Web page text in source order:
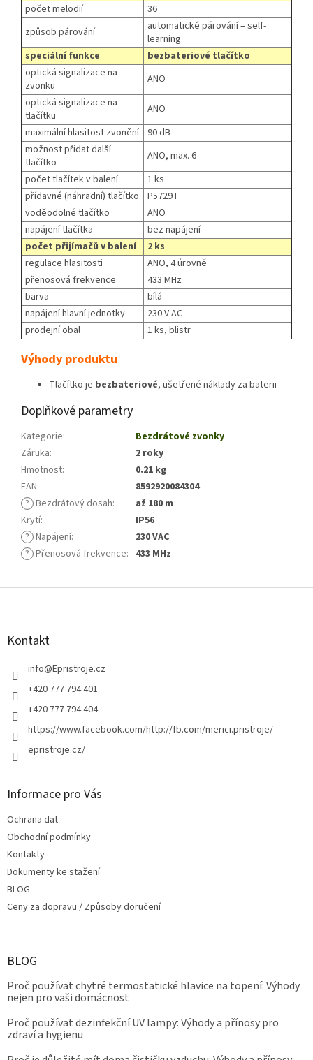
počet melodií
36
způsob párování
automatické párování – self-
learning
speciální funkce
bezbateriové tlačítko
optická signalizace na
zvonku
ANO
optická signalizace na
tlačítku
ANO
maximální hlasitost zvonění 90 dB
možnost přidat další
tlačítko
ANO, max. 6
počet tlačítek v balení
1 ks
přídavné (náhradní) tlačítko
P5729T
voděodolné tlačítko
ANO
napájení tlačítka
bez napájení
počet přijímačů v balení
2 ks
regulace hlasitosti
ANO, 4 úrovně
přenosová frekvence
433 MHz
barva
bílá
napájení hlavní jednotky
230 V AC
prodejní obal
1 ks, blistr
Výhody produktu
Tlačítko je bezbateriové, ušetřené náklady za baterii
Doplňkové parametry
Kategorie:
Bezdrátové zvonky
Záruka:
2 roky
Hmotnost:
0.21 kg
EAN:
8592920084304
? Bezdrátový dosah:
až 180 m
Krytí:
IP56
? Napájení:
230 VAC
? Přenosová frekvence: 433 MHz
Z
Kontakt
info@Epristroje.cz
+420 777 794 401
+420 777 794 404
https://www.facebook.com/http://fb.com/merici.pristroje/
epristroje.cz/
Informace pro Vás
Ochrana dat
Obchodní podmínky
Kontakty
Dokumenty ke stažení
BLOG
Ceny za dopravu / Způsoby doručení
BLOG
Proč používat chytré termostatické hlavice na topení: Výhody
nejen pro vaši domácnost
Proč používat dezinfekční UV lampy: Výhody a přínosy pro
zdraví a hygienu